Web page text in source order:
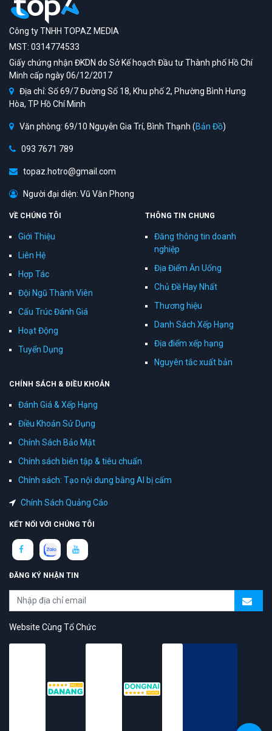
Công ty TNHH TOPAZ MEDIA
MST: 0314774533
Giấy chứng nhận ĐKDN do Sở Kế hoạch Đầu tư Thành phố Hồ Chí
Minh cấp ngày 06/12/2017
Địa chỉ: Số 69/7 Đường Số 18, Khu phố 2, Phường Bình Hưng
Hòa, TP Hồ Chí Minh
Văn phòng: 69/10 Nguyễn Gia Trí, Bình Thạnh (Bản Đồ)
093 7671 789
topaz.hotro@gmail.com
Người đại diện: Vũ Văn Phong
VỀ CHÚNG TÔI
Giới Thiệu
Liên Hệ
Hợp Tác
Đội Ngũ Thành Viên
Cấu Trúc Đánh Giá
Hoạt Động
Tuyển Dụng
THÔNG TIN CHUNG
Đăng thông tin doanh
nghiệp
Địa Điểm Ăn Uống
Chủ Đề Hay Nhất
Thương hiệu
Danh Sách Xếp Hạng
Địa điểm xếp hạng
Nguyên tắc xuất bản
CHÍNH SÁCH & ĐIỀU KHOẢN
Đánh Giá & Xếp Hạng
Điều Khoản Sử Dụng
Chính Sách Bảo Mật
Chính sách biên tập & tiêu chuẩn
Chính sách: Tạo nội dung bằng AI bị cấm
Chính Sách Quảng Cáo
KẾT NỐI VỚI CHÚNG TÔI
ĐĂNG KÝ NHẬN TIN
Website Cùng Tổ Chức
topAZ Review vinh dự được người dùng bình chọn là nền tảng có
trải nghiệm tốt & chất lượng